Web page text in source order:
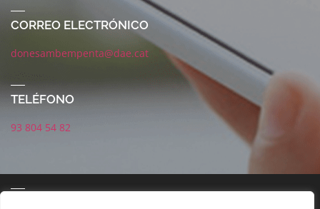
CORREO ELECTRÓNICO
donesambempenta@dae.cat
TELÉFONO
93 804 54 82